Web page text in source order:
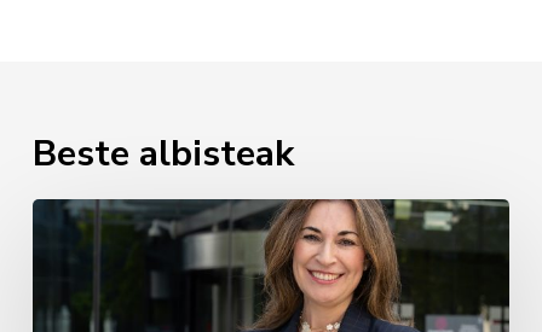
Beste albisteak
Luz